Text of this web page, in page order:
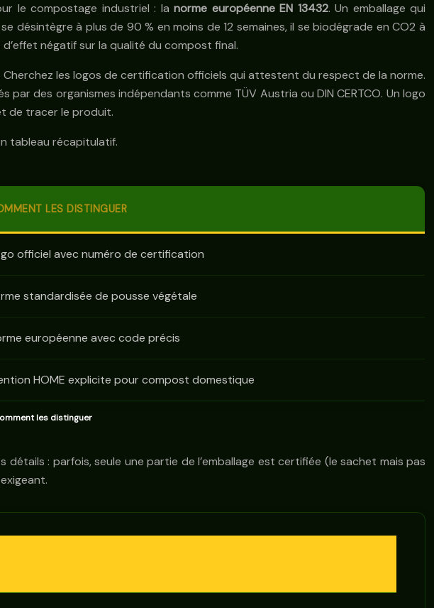
le compostage industriel : la norme européenne EN 13432. Un emballage qui
à plus de 90 % en moins de 12 semaines, il se biodégrade en CO2 à
négatif sur la qualité du compost final.
Cherchez les logos de certification officiels qui attestent du respect de la norme.
par des organismes indépendants comme TÜV Austria ou DIN CERTCO. Un logo
de tracer le produit.
tableau récapitulatif.
les distinguer
LES DISTINGUER
officiel avec numéro de certification
standardisée de pousse végétale
européenne avec code précis
HOME explicite pour compost domestique
: parfois, seule une partie de l’emballage est certifiée (le sachet mais pas